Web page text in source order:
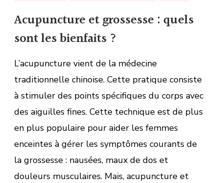
quels
sont
bienfaits ?
Acupuncture et grossesse : quels
sont les bienfaits ?
L’acupuncture vient de la médecine
traditionnelle chinoise. Cette pratique consiste
à stimuler des points spécifiques du corps avec
des aiguilles fines. Cette technique est de plus
en plus populaire pour aider les femmes
enceintes à gérer les symptômes courants de
la grossesse : nausées, maux de dos et
douleurs musculaires. Mais, acupuncture et